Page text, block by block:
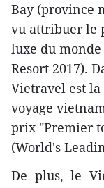
Bay (province
vu attribuer le
luxe du
Resort 2017).
Vietravel ​est
voyage
prix "Premier
(World's
De plus, le